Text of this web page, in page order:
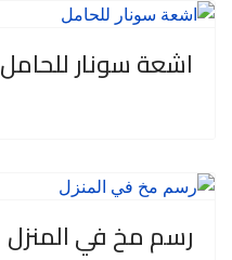
اشعة سونار للحامل
رسم مخ في المنزل